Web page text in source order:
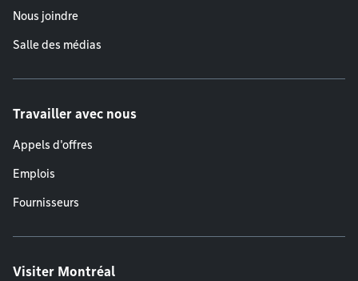
Nous joindre
Salle des médias
Travailler avec nous
Appels d'offres
Emplois
Fournisseurs
Visiter Montréal